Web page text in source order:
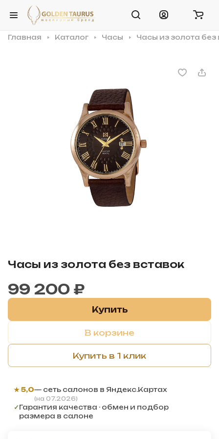
Главная Каталог Часы Часы из золота без
Часы из золота без вставок
99 200 ₽
Купить
В корзине
Купить в 1 клик
★ 5,0— сеть салонов в Яндекс.Картах
(на 07.2026)
✓Гарантия качества · обмен и подбор
размера в салоне